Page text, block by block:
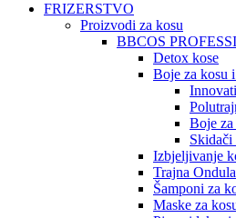
FRIZERSTVO
Proizvodi za kosu
BBCOS
Detox kose
Boje za kosu
Boje
Skidači
Izbjeljivanje
Trajna
Šamponi za
Maske za